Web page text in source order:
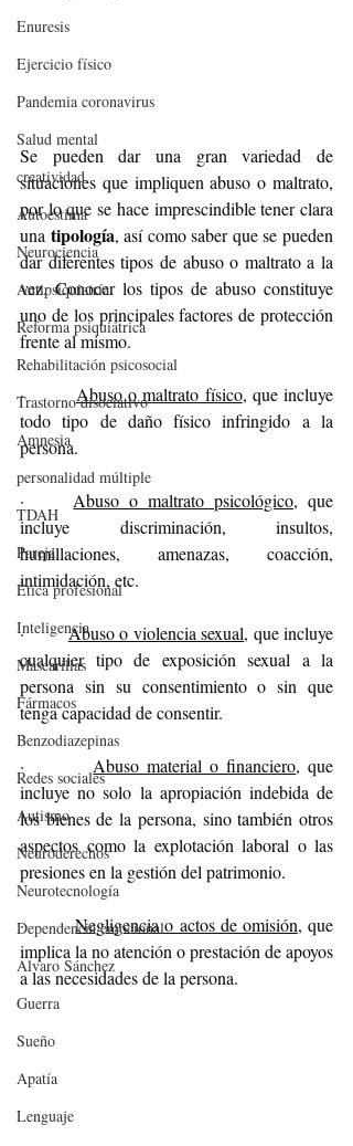
Enuresis
Ejercicio físico
Pandemia coronavirus
Salud mental
creatividad
Autoestima
Neurociencia
Antipsiquiatría
Reforma psiquiátrica
Rehabilitación psicosocial
Trastorno disociativo
Amnesia
personalidad múltiple
TDAH
Pareja
Ética profesional
Inteligencia
Mascarillas
Fármacos
Benzodiazepinas
Redes sociales
Autismo
Neuroderechos
Neurotecnología
Dependencia emocional
Alvaro Sánchez
Guerra
Sueño
Apatía
Lenguaje
Se pueden dar una gran variedad de
situaciones que impliquen abuso o maltrato,
por lo que se hace imprescindible tener clara
una tipología, así como saber que se pueden
dar diferentes tipos de abuso o maltrato a la
vez. Conocer los tipos de abuso constituye
uno de los principales factores de protección
frente al mismo.
· Abuso o maltrato físico, que incluye
todo tipo de daño físico infringido a la
persona.
· Abuso o maltrato psicológico, que
incluye discriminación, insultos,
humillaciones, amenazas, coacción,
intimidación, etc.
· Abuso o violencia sexual, que incluye
cualquier tipo de exposición sexual a la
persona sin su consentimiento o sin que
tenga capacidad de consentir.
· Abuso material o financiero, que
incluye no solo la apropiación indebida de
los bienes de la persona, sino también otros
aspectos como la explotación laboral o las
presiones en la gestión del patrimonio.
· Negligencia o actos de omisión, que
implica la no atención o prestación de apoyos
a las necesidades de la persona.